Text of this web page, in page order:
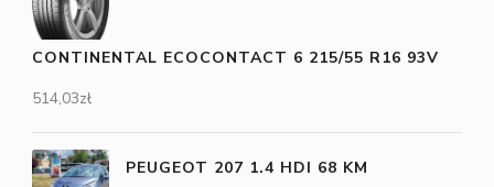
CONTINENTAL ECOCONTACT 6 215/55 R16 93V
514,03zł
PEUGEOT 207 1.4 HDI 68 KM